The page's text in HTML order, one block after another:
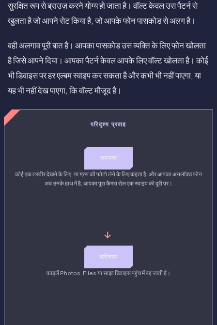
सुरक्षित रूप से ब्राउज़ करने योग्य हो जाता है। वॉल्ट केवल उस पैटर्न से
खुलता है जो आपने सेट किया है, जो आपके फोन पासकोड से अलग है।
वही अलगाव पूरी बात है। आपका पासकोड उस व्यक्ति के लिए फोन खोलता
है जिसे आपने दिया। आपका पैटर्न केवल आपके लिए वॉल्ट खोलता है। कोई
भी डिवाइस पर हर एल्बम स्वाइप कर सकता है और कभी भी नहीं पाएगा, या
यह भी नहीं देख पाएगा, कि वॉल्ट मौजूद है।
परिदृश्य प्रवाह
समस्या
कोई एक तस्वीर देखने के लिए, या ग्रुप की फोटो लेने के लिए कहता है, और आपका अनलॉक्ड फोन
अब उनके हाथ में है, आपका पूरा कैमरा रोल एक स्वाइप की दूरी पर।
→
परिणाम
फ़ाइलें Photos, Files या साझा डिवाइस पहुंच में बह जाती हैं।